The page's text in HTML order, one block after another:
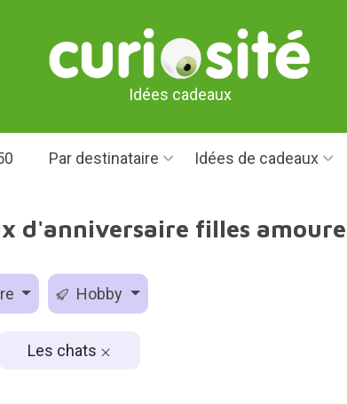
Idées cadeaux
Par destinataire Idées de cadeaux
d'anniversaire filles
Hobby
Les chats